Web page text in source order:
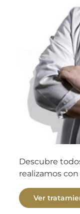
Descubre
realizamos
Ver